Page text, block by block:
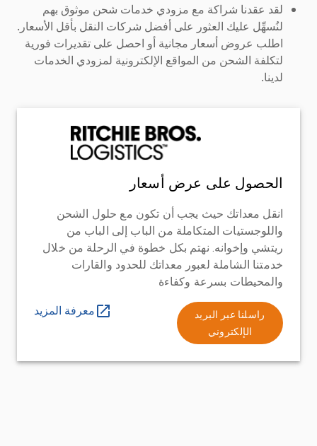
لقد عقدنا شراكة مع مزودي خدمات شحن موثوق بهم
لنُسهِّل عليك العثور على أفضل شركات النقل بأقل الأسعار.
اطلب عروض أسعار مجانية أو احصل على تقديرات فورية
لتكلفة الشحن من المواقع الإلكترونية لمزودي الخدمات
لدينا.
الحصول على عرض أسعار
انقل معداتك حيث يجب أن تكون مع حلول الشحن
واللوجستيات المتكاملة من الباب إلى الباب من
ريتشي وإخوانه. نهتم بكل خطوة في الرحلة من خلال
خدمتنا الشاملة لعبور معداتك للحدود والقارات
والمحيطات بسرعة وكفاءة
راسلنا عبر البريد
الإلكتروني
معرفة المزيد